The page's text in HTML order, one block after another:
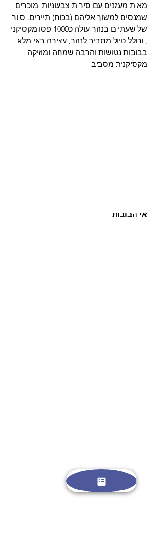
מאות מעגנים עם סירות צבעוניות ומוכרים
שמנסים למשוך אליהם (בכוח) תיירים. סיור
של שעתיים בנהר עולה כ1000 פסו מקסיקני
, וכולל טיול מסביב לנהר, עצירה באי מלא
בבובות נטושות והרבה שמחה ומוזיקה
מקסיקנית מסביב
אי הבובות